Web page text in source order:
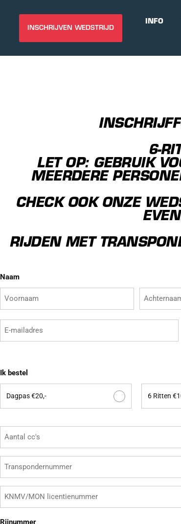
INSCHRIJVEN WEDSTRIJD
INFO
6-
LET OP: GEBRUIK
MEERDERE
CHECK OOK ONZE
RIJDEN MET
Naam
E-
Ik bestel
Dagpas €20,- 6 Ritten
Aantal
Transpondernummer
Licentienummer
Rijnummer